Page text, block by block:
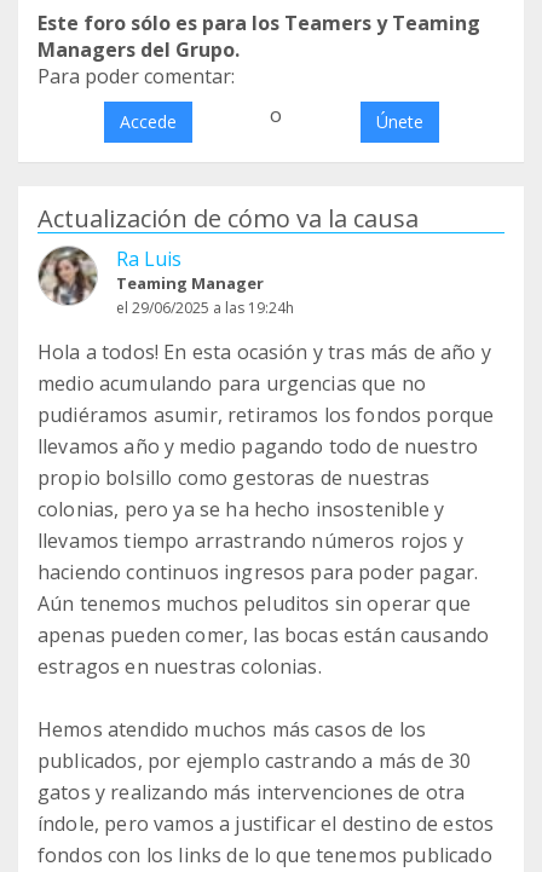
Este foro sólo es para los Teamers y Teaming
Managers del Grupo.
Para poder comentar:
Accede o Únete
Actualización de cómo va la causa
Ra Luis
Teaming Manager
el 29/06/2025 a las 19:24h
Hola a todos! En esta ocasión y tras más de año y
medio acumulando para urgencias que no
pudiéramos asumir, retiramos los fondos porque
llevamos año y medio pagando todo de nuestro
propio bolsillo como gestoras de nuestras
colonias, pero ya se ha hecho insostenible y
llevamos tiempo arrastrando números rojos y
haciendo continuos ingresos para poder pagar.
Aún tenemos muchos peluditos sin operar que
apenas pueden comer, las bocas están causando
estragos en nuestras colonias.
Hemos atendido muchos más casos de los
publicados, por ejemplo castrando a más de 30
gatos y realizando más intervenciones de otra
índole, pero vamos a justificar el destino de estos
fondos con los links de lo que tenemos publicado